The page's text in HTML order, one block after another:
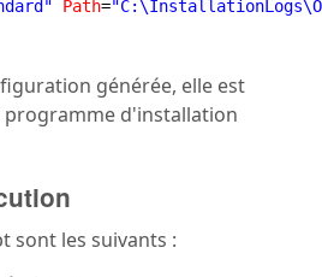
Path=
générée, elle est
d'installation
sont les suivants :